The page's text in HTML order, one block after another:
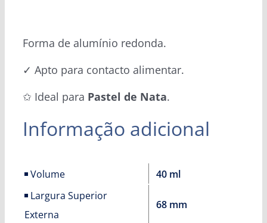
Forma de alumínio redonda.
✓ Apto para contacto alimentar.
✩ Ideal para Pastel de Nata.
Informação adicional
Volume
40 ml
Largura Superior
Externa
68 mm